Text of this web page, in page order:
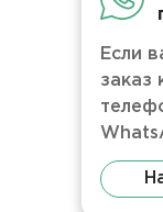
Если
заказ